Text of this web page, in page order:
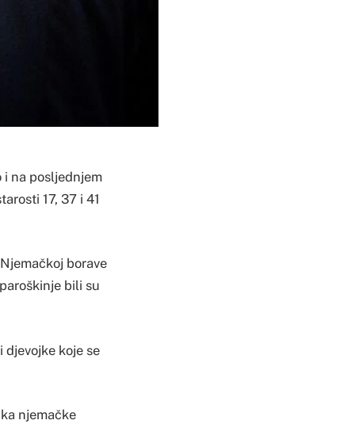
i na posljednjem
17, 37 i 41
borave
bili su
koje se
njemačke